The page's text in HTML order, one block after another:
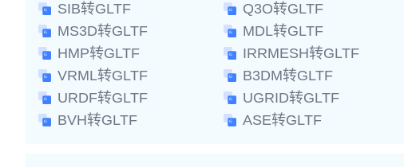
SIB转GLTF
Q3O转GLTF
MS3D转GLTF
MDL转GLTF
HMP转GLTF
IRRMESH转GLTF
VRML转GLTF
B3DM转GLTF
URDF转GLTF
UGRID转GLTF
BVH转GLTF
ASE转GLTF